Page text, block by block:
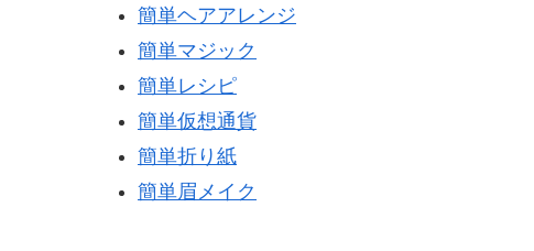
簡単ヘアアレンジ
簡単マジック
簡単レシピ
簡単仮想通貨
簡単折り紙
簡単眉メイク